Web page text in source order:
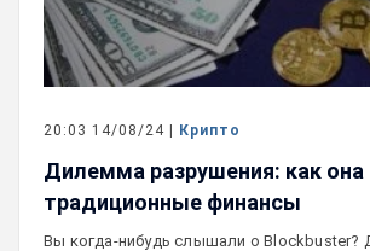
20:03 14/08/24 | Крипто
Дилемма разрушения: как она
традиционные финансы
Вы когда-нибудь слышали о Blockbuster?